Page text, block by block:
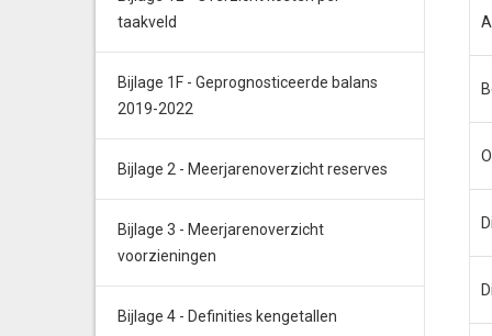
taakveld
Bijlage 1F - Geprognosticeerde balans
2019-2022
Bijlage 2 - Meerjarenoverzicht reserves
Bijlage 3 - Meerjarenoverzicht
voorzieningen
Bijlage 4 - Definities kengetallen